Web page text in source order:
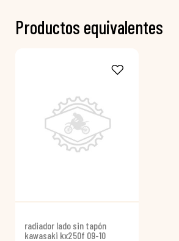
Productos equivalentes
radiador lado sin tapón
kawasaki kx250f 09-10